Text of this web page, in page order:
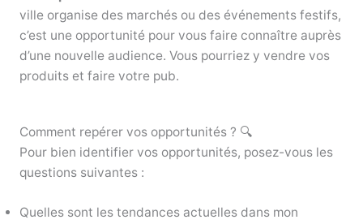
ville organise des marchés ou des événements festifs,
c’est une opportunité pour vous faire connaître auprès
d’une nouvelle audience. Vous pourriez y vendre vos
produits et faire votre pub.
Comment repérer vos opportunités ? 🔍
Pour bien identifier vos opportunités, posez-vous les
questions suivantes :
Quelles sont les tendances actuelles dans mon